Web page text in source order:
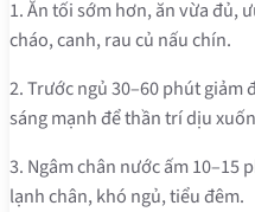
1. Ăn tối sớm hơn, ăn vừa đủ,
cháo, canh, rau củ nấu chín.
2. Trước ngủ 30–60 phút giảm
sáng mạnh để thần trí dịu
3. Ngâm chân nước ấm 10–15
lạnh chân, khó ngủ, tiểu đêm.